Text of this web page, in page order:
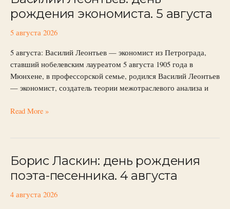
рождения экономиста. 5 августа
5 августа 2026
5 августа: Василий Леонтьев — экономист из Петрограда,
ставший нобелевским лауреатом 5 августа 1905 года в
Мюнхене, в профессорской семье, родился Василий Леонтьев
— экономист, создатель теории межотраслевого анализа и
день
рождения
5
августа
Read More »
Борис Ласкин: день рождения
поэта-песенника. 4 августа
4 августа 2026
Борис
Ласкин:
день
рождения